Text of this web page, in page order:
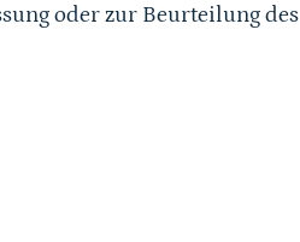
oder zur Beurteilung des